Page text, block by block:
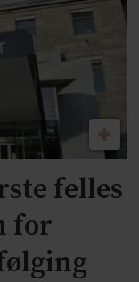
felles
for